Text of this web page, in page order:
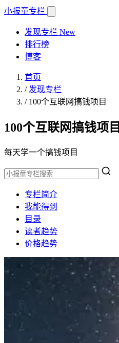
小报童专栏
发现专栏 New
排行榜
博客
首页
/ 发现专栏
/ 100个互联网搞钱项目
100个互联网搞钱项目
每天学一个搞钱项目
专栏简介
我能得到
目录
读者趋势
价格趋势